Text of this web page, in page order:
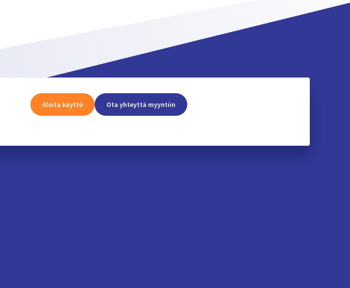
Aloita käyttö Ota yhteyttä myyntiin